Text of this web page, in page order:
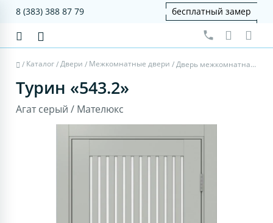
8 (383) 388 87 79 бесплатный замер
/ Каталог/Двери / Межкомнатные двери / Дверь межкомнатная Турин 543.2 - агат серый, мателюкс
Турин «543.2»
Агат серый / Мателюкс